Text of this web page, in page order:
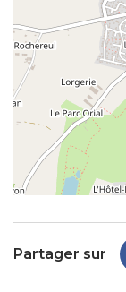
Partager sur